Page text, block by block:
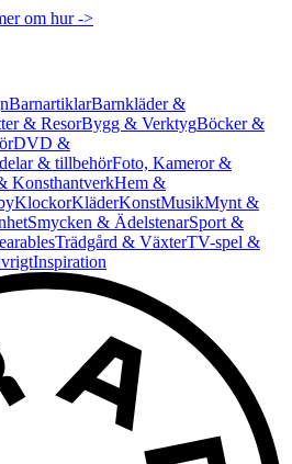
om hur ->
BarnartiklarBarnkläder &
& ResorBygg & VerktygBöcker &
DVD &
& tillbehörFoto, Kameror &
KonsthantverkHem &
KlockorKläderKonstMusikMynt &
Smycken & ÄdelstenarSport &
Trädgård & VäxterTV-spel &
Inspiration